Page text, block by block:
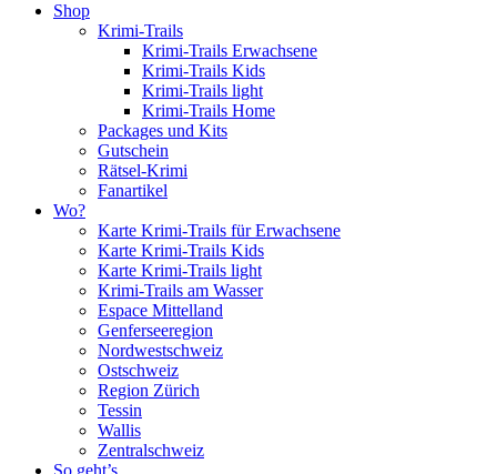
Shop
Krimi-Trails
Krimi-Trails Erwachsene
Krimi-Trails Kids
Krimi-Trails light
Krimi-Trails Home
Packages und Kits
Gutschein
Rätsel-Krimi
Fanartikel
Wo?
Karte Krimi-Trails für Erwachsene
Karte Krimi-Trails Kids
Karte Krimi-Trails light
Krimi-Trails am Wasser
Espace Mittelland
Genferseeregion
Nordwestschweiz
Ostschweiz
Region Zürich
Tessin
Wallis
Zentralschweiz
So geht’s